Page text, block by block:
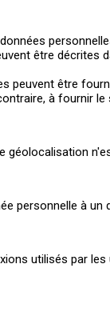
être décrites
peuvent être
à fournir
géolocalisation
personnelle à
utilisés par